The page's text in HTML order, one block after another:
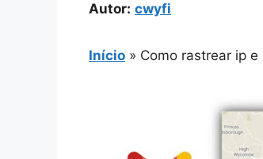
Autor: cwyfi
Início » Como rastrear ip